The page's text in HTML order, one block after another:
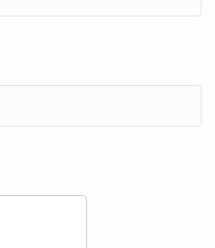
品，完成活動登錄，如未
之資料均為真實且正確，
資料。任何不實或不符資
書編號」等，如經查證將
計法5年或因執行業務所必